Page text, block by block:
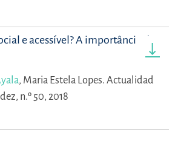
e acessível? A importância da
, Maria Estela Lopes. Actualidad
n.º 50, 2018